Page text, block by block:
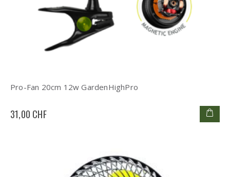
Pro-Fan 20cm 12w GardenHighPro
31,00 CHF